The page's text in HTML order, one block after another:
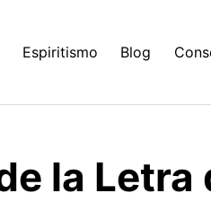
Espiritismo Blog
la Letra